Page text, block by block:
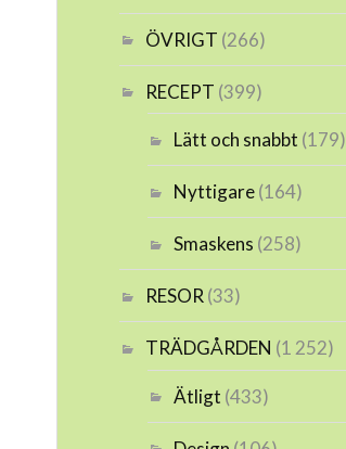
ÖVRIGT (266)
RECEPT (399)
Lätt och snabbt (179)
Nyttigare(164)
Smaskens (258)
RESOR (33)
TRÄDGÅRDEN (1 252)
Ätligt (433)